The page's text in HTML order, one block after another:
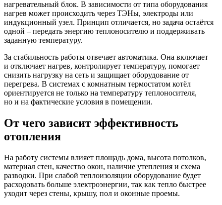
нагревательный блок. В зависимости от типа оборудования
нагрев может происходить через ТЭНы, электроды или
индукционный узел. Принцип отличается, но задача остаётся
одной – передать энергию теплоносителю и поддерживать
заданную температуру.
За стабильность работы отвечает автоматика. Она включает
и отключает нагрев, контролирует температуру, помогает
снизить нагрузку на сеть и защищает оборудование от
перегрева. В системах с комнатным термостатом котёл
ориентируется не только на температуру теплоносителя,
но и на фактические условия в помещении.
От чего зависит эффективность
отопления
На работу системы влияет площадь дома, высота потолков,
материал стен, качество окон, наличие утепления и схема
разводки. При слабой теплоизоляции оборудование будет
расходовать больше электроэнергии, так как тепло быстрее
уходит через стены, крышу, пол и оконные проемы.